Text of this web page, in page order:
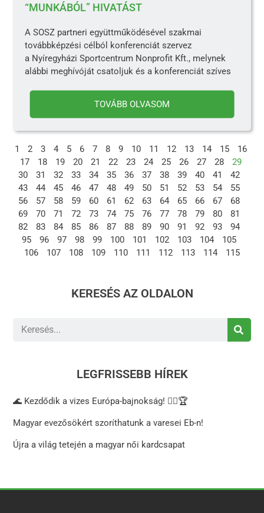
“MUNKÁBÓL” HIVATÁST
A SOSZ partneri együttműködésével szakmai
továbbképzési célból konferenciát szervez
a Nyíregyházi Sportcentrum Nonprofit Kft., melynek
alábbi meghívóját csatoljuk és a konferenciát szíves
TOVÁBB OLVASOM
1 2 3 4 5 6 7 8 9 10 11 12 13 14 15
16
17
18 19 20 21 22 23 24 25 26 27 28
29
30
31 32 33 34 35 36 37 38 39 40 41
42
43
44 45 46 47 48 49 50 51 52 53 54
55
56
57 58 59 60 61 62 63 64 65 66 67
68
69
70 71 72 73 74 75 76 77 78 79 80
81
82
83 84 85 86 87 88 89 90 91 92 93
94
95
96 97 98 99 100 101 102 103 104
105
106
107 108 109 110 111 112 113 114 115
KERESÉS AZ OLDALON
LEGFRISSEBB HÍREK
🌊 Kezdődik a vizes Európa-bajnokság! 🏊‍♂️🏆
Magyar evezősökért szoríthatunk a varesei Eb-n!
Újra a világ tetején a magyar női kardcsapat